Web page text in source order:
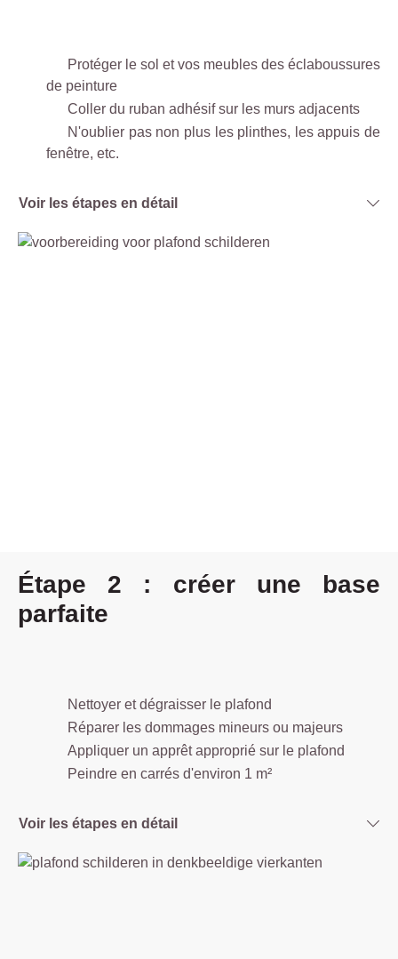
Protéger le sol et vos meubles des éclaboussures
de peinture
Coller du ruban adhésif sur les murs adjacents
N'oublier pas non plus les plinthes, les appuis de
fenêtre, etc.
Voir les étapes en détail
Étape 2 : créer une base
parfaite
Nettoyer et dégraisser le plafond
Réparer les dommages mineurs ou majeurs
Appliquer un apprêt approprié sur le plafond
Peindre en carrés d'environ 1 m²
Voir les étapes en détail